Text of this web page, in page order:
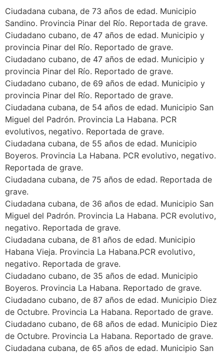
Ciudadana cubana, de 73 años de edad. Municipio
Sandino. Provincia Pinar del Río. Reportada de grave.
Ciudadano cubano, de 47 años de edad. Municipio y
provincia Pinar del Río. Reportado de grave.
Ciudadano cubano, de 47 años de edad. Municipio y
provincia Pinar del Río. Reportado de grave.
Ciudadano cubano, de 69 años de edad. Municipio y
provincia Pinar del Río. Reportado de grave.
Ciudadana cubana, de 54 años de edad. Municipio San
Miguel del Padrón. Provincia La Habana. PCR
evolutivos, negativo. Reportada de grave.
Ciudadana cubana, de 55 años de edad. Municipio
Boyeros. Provincia La Habana. PCR evolutivo, negativo.
Reportada de grave.
Ciudadana cubana, de 75 años de edad. Reportada de
grave.
Ciudadana cubana, de 36 años de edad. Municipio San
Miguel del Padrón. Provincia La Habana. PCR evolutivo,
negativo. Reportada de grave.
Ciudadana cubana, de 81 años de edad. Municipio
Habana Vieja. Provincia La Habana.PCR evolutivo,
negativo. Reportada de grave.
Ciudadano cubano, de 35 años de edad. Municipio
Boyeros. Provincia La Habana. Reportado de grave.
Ciudadano cubano, de 87 años de edad. Municipio Diez
de Octubre. Provincia La Habana. Reportado de grave.
Ciudadano cubano, de 68 años de edad. Municipio Diez
de Octubre. Provincia La Habana. Reportado de grave.
Ciudadana cubana, de 65 años de edad. Municipio San